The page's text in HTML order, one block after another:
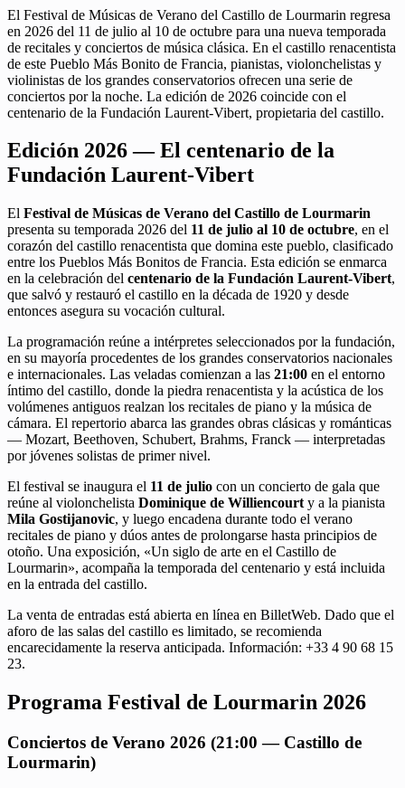
El Festival de Músicas de Verano del Castillo de Lourmarin regresa
en 2026 del 11 de julio al 10 de octubre para una nueva temporada
de recitales y conciertos de música clásica. En el castillo renacentista
de este Pueblo Más Bonito de Francia, pianistas, violonchelistas y
violinistas de los grandes conservatorios ofrecen una serie de
conciertos por la noche. La edición de 2026 coincide con el
centenario de la Fundación Laurent-Vibert, propietaria del castillo.
Edición 2026 — El centenario de la
Fundación Laurent-Vibert
El Festival de Músicas de Verano del Castillo de Lourmarin
presenta su temporada 2026 del 11 de julio al 10 de octubre, en el
corazón del castillo renacentista que domina este pueblo, clasificado
entre los Pueblos Más Bonitos de Francia. Esta edición se enmarca
en la celebración del centenario de la Fundación Laurent-Vibert,
que salvó y restauró el castillo en la década de 1920 y desde
entonces asegura su vocación cultural.
La programación reúne a intérpretes seleccionados por la fundación,
en su mayoría procedentes de los grandes conservatorios nacionales
e internacionales. Las veladas comienzan a las 21:00 en el entorno
íntimo del castillo, donde la piedra renacentista y la acústica de los
volúmenes antiguos realzan los recitales de piano y la música de
cámara. El repertorio abarca las grandes obras clásicas y románticas
— Mozart, Beethoven, Schubert, Brahms, Franck — interpretadas
por jóvenes solistas de primer nivel.
El festival se inaugura el 11 de julio con un concierto de gala que
reúne al violonchelista Dominique de Williencourt y a la pianista
Mila Gostijanovic, y luego encadena durante todo el verano
recitales de piano y dúos antes de prolongarse hasta principios de
otoño. Una exposición, «Un siglo de arte en el Castillo de
Lourmarin», acompaña la temporada del centenario y está incluida
en la entrada del castillo.
La venta de entradas está abierta en línea en BilletWeb. Dado que el
aforo de las salas del castillo es limitado, se recomienda
encarecidamente la reserva anticipada. Información: +33 4 90 68 15
23.
Programa Festival de Lourmarin 2026
Conciertos de Verano 2026 (21:00 — Castillo de
Lourmarin)